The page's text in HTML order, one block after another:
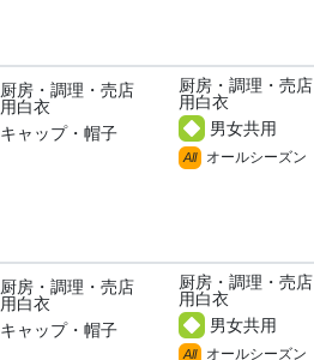
厨房・調理・売店
用白衣
キャップ・帽子
厨房・調理・売店
用白衣
男女共用
All オールシーズン
厨房・調理・売店
用白衣
キャップ・帽子
厨房・調理・売店
用白衣
男女共用
All オールシーズン